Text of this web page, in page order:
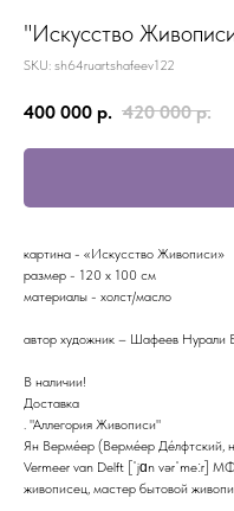
"Искусство
SKU: sh64ruartshafeev122
400 000 р. 420 000 р.
картина - «Искусство Живописи»
размер - 120 x 100 см
материалы - холст/масло
автор художник – Шафеев Нурали
В наличии!
Доставка
. "Аллегория Живописи"
Ян Верме́ер (Верме́ер Де́лфтский,
Vermeer van Delft [ˈjɑn vərˈmeːr]
живописец, мастер бытовой